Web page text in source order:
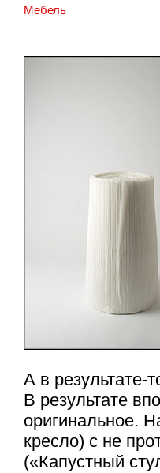
Мебель
А в результате-
В результате
оригинальное.
кресло) с не
(«Капустный